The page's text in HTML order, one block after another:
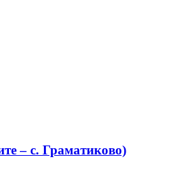
– с. Граматиково)